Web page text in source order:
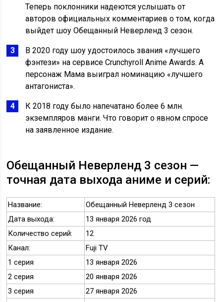
Теперь поклонники надеются услышать от
авторов официальных комментариев о том, когда
выйдет шоу Обещанный Неверленд 3 сезон.
В 2020 году шоу удостоилось звания «лучшего
фэнтези» на сервисе Crunchyroll Anime Awards. А
персонаж Мама выиграл номинацию «лучшего
антагониста».
К 2018 году было напечатано более 6 млн.
экземпляров манги. Что говорит о явном спросе
на заявленное издание.
Обещанный Неверленд 3 сезон —
точная дата выхода аниме и серий:
Название:
Обещанный Неверленд 3 сезон
Дата выхода:
13 января 2026 год
Количество серий:
12
Канал:
Fuji TV
1 серия
13 января 2026
2 серия
20 января 2026
3 серия
27 января 2026